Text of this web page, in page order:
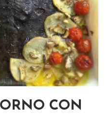
CON